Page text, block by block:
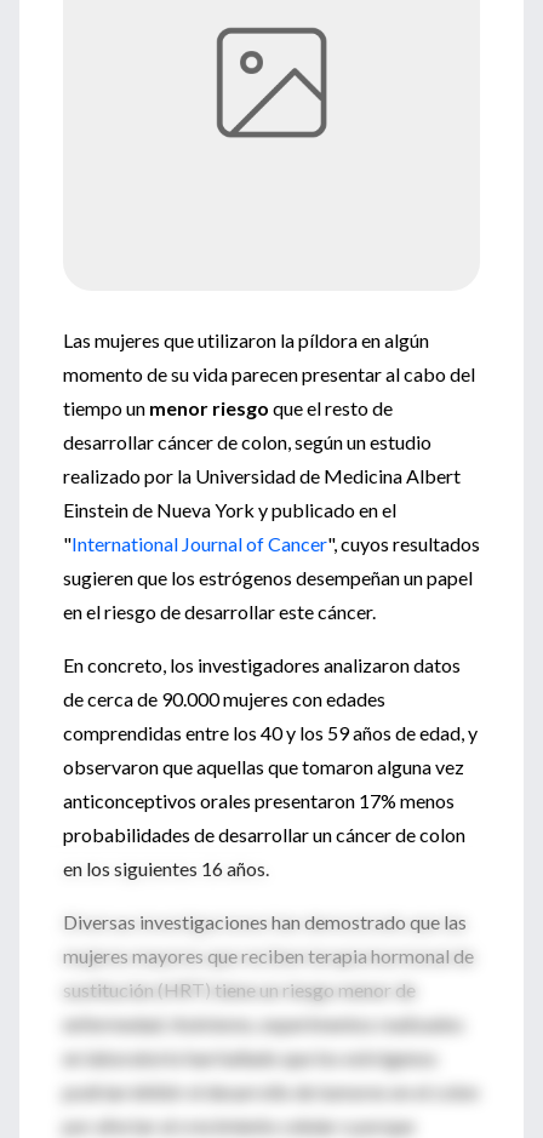
Las mujeres que utilizaron la píldora en algún
momento de su vida parecen presentar al cabo del
tiempo un menor riesgo que el resto de
desarrollar cáncer de colon, según un estudio
realizado por la Universidad de Medicina Albert
Einstein de Nueva York y publicado en el
"International Journal of Cancer", cuyos resultados
sugieren que los estrógenos desempeñan un papel
en el riesgo de desarrollar este cáncer.
En concreto, los investigadores analizaron datos
de cerca de 90.000 mujeres con edades
comprendidas entre los 40 y los 59 años de edad, y
observaron que aquellas que tomaron alguna vez
anticonceptivos orales presentaron 17% menos
probabilidades de desarrollar un cáncer de colon
en los siguientes 16 años.
Diversas investigaciones han demostrado que las
mujeres mayores que reciben terapia hormonal de
sustitución (HRT) tiene un riesgo menor de
enfermedad. Asimismo, experimentos realizados
en laboratorio han hallado que los estrógenos
podrían inhibir el desarrollo de tumores en el colon
por afectar al crecimiento celular o porque